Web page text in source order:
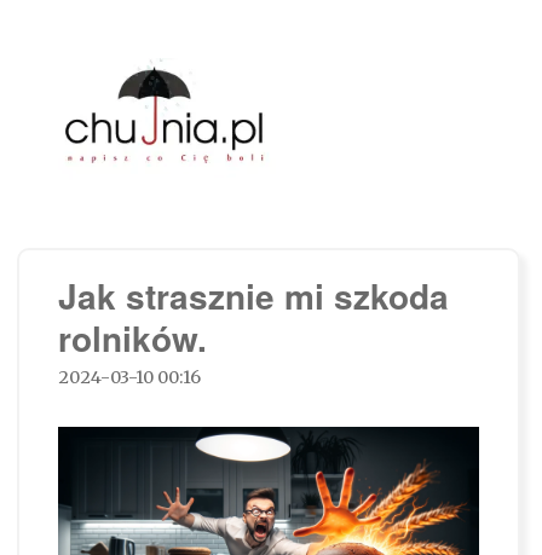
Jak strasznie mi szkoda
rolników.
2024-03-10 00:16